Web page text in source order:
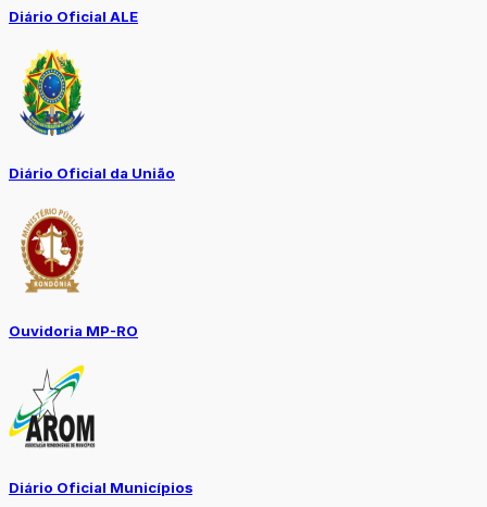
Diário Oficial ALE
Diário Oficial da União
Ouvidoria MP-RO
Diário Oficial Municípios